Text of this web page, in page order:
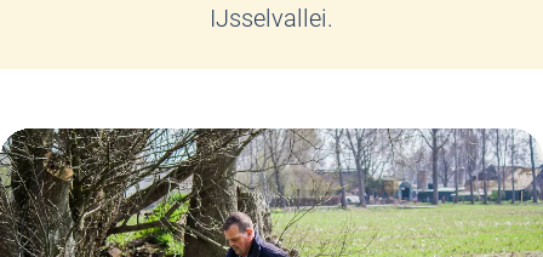
IJsselvallei.